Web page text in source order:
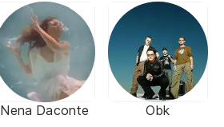
Nena Daconte Obk